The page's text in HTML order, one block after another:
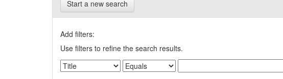
Start a new search
Add filters:
Use filters to refine the search results.